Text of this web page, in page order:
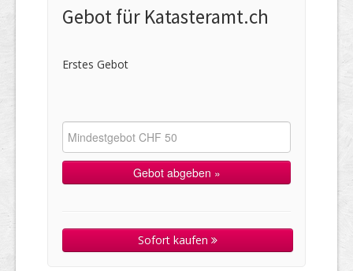
Gebot für Katasteramt.ch
Erstes Gebot
Sofort kaufen